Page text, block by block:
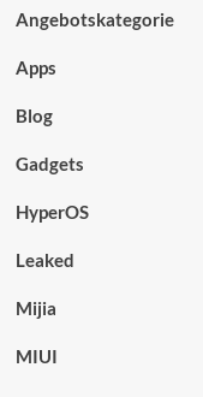
Angebotskategorie
Apps
Blog
Gadgets
HyperOS
Leaked
Mijia
MIUI